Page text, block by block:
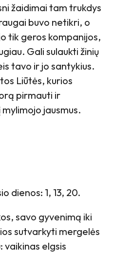
žaidimai tam trukdys
buvo netikri, o
tik geros kompanijos,
Gali sulaukti žinių
tavo ir jo santykius.
Liūtės, kurios
pirmauti ir
jausmus.
dienos: 1, 13, 20.
savo gyvenimą iki
sutvarkyti mergelės
vaikinas elgsis